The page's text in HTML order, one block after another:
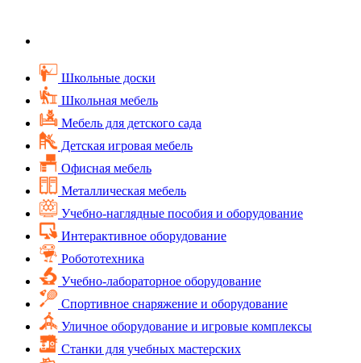
Школьные доски
Школьная мебель
Мебель для детского сада
Детская игровая мебель
Офисная мебель
Металлическая мебель
Учебно-наглядные пособия и оборудование
Интерактивное оборудование
Робототехника
Учебно-лабораторное оборудование
Спортивное снаряжение и оборудование
Уличное оборудование и игровые комплексы
Cтанки для учебных мастерских